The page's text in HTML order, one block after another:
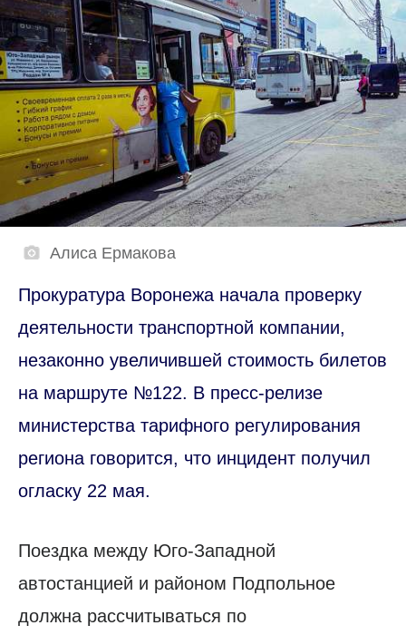
Алиса Ермакова
Прокуратура Воронежа начала проверку
деятельности транспортной компании,
незаконно увеличившей стоимость билетов
на маршруте №122. В пресс-релизе
министерства тарифного регулирования
региона говорится, что инцидент получил
огласку 22 мая.
Поездка между Юго-Западной
автостанцией и районом Подпольное
должна рассчитываться по